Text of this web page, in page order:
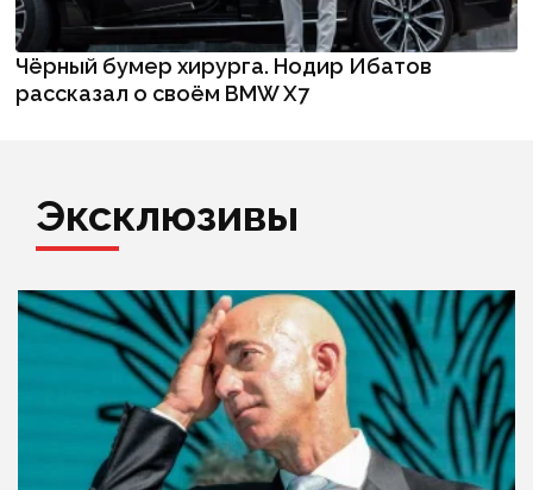
Чёрный бумер хирурга. Нодир Ибатов
рассказал о своём BMW X7
Эксклюзивы